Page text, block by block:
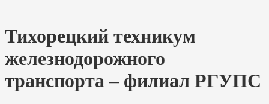
Тихорецкий техникум
железнодорожного
транспорта – филиал РГУПС